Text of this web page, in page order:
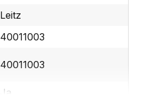
Leitz
40011003
40011003
Ja